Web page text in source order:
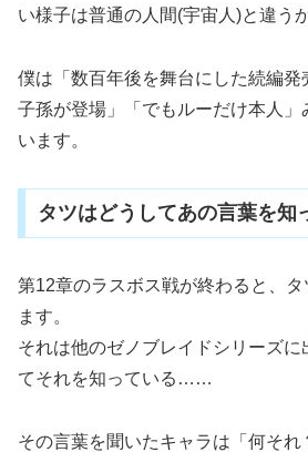
い様子は普通の人間(宇宙人)と違
僕は「数百年後を舞台にした続編
子孫が登場」「でもルーだけ本人」
います。
タツはどうしてあの言葉を知
第12章のラスボス戦が終わると、
ます。
それは他のゼノブレイドシリーズに
てそれを知っている……
その言葉を聞いたキャラは「何それ